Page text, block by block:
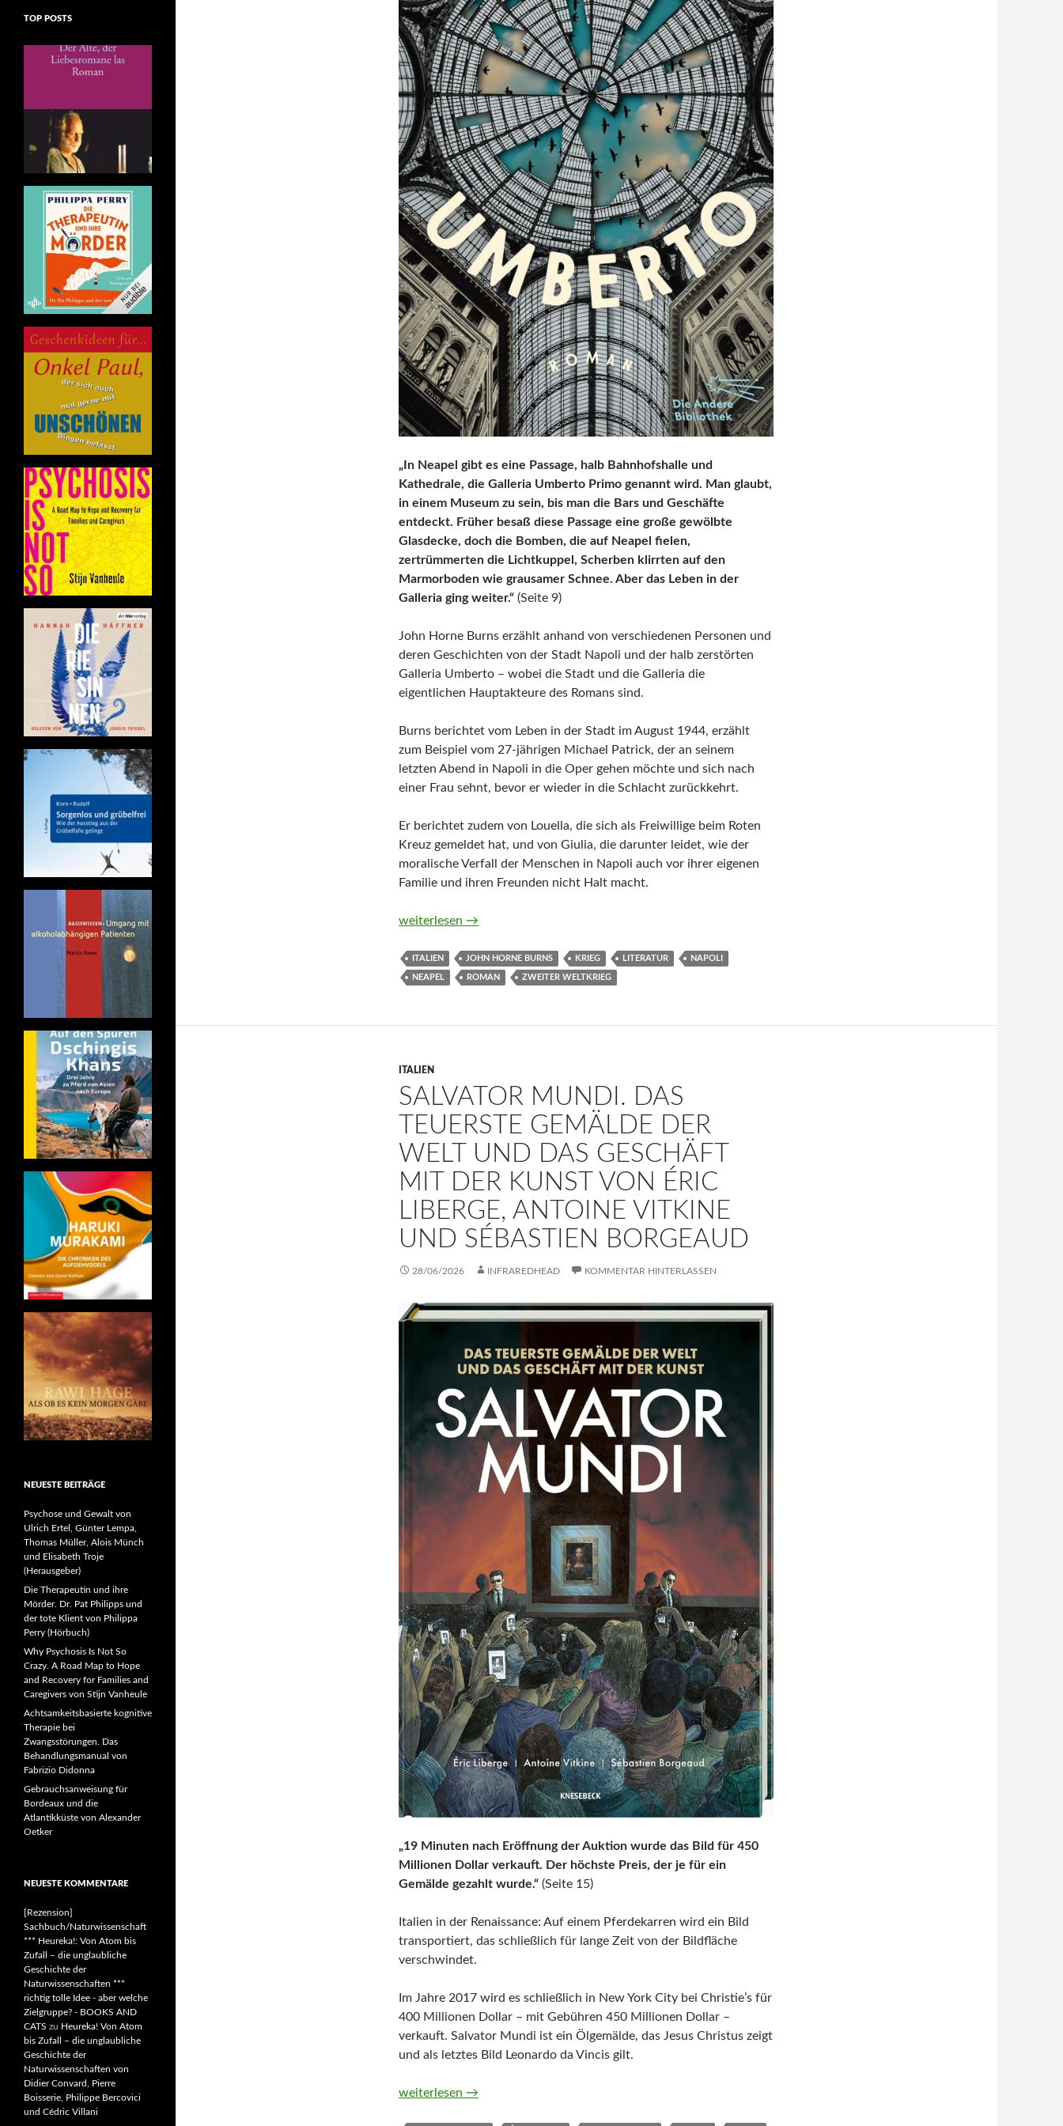
„In Neapel gibt es eine Passage, halb Bahnhofshalle und
Kathedrale, die Galleria Umberto Primo genannt wird. Man glaubt,
in einem Museum zu sein, bis man die Bars und Geschäfte
entdeckt. Früher besaß diese Passage eine große gewölbte
Glasdecke, doch die Bomben, die auf Neapel fielen,
zertrümmerten die Lichtkuppel, Scherben klirrten auf den
Marmorboden wie grausamer Schnee. Aber das Leben in der
Galleria ging weiter.“ (Seite 9)
John Horne Burns erzählt anhand von verschiedenen Personen und
deren Geschichten von der Stadt Napoli und der halb zerstörten
Galleria Umberto – wobei die Stadt und die Galleria die
eigentlichen Hauptakteure des Romans sind.
Burns berichtet vom Leben in der Stadt im August 1944, erzählt
zum Beispiel vom 27-jährigen Michael Patrick, der an seinem
letzten Abend in Napoli in die Oper gehen möchte und sich nach
einer Frau sehnt, bevor er wieder in die Schlacht zurückkehrt.
Er berichtet zudem von Louella, die sich als Freiwillige beim Roten
Kreuz gemeldet hat, und von Giulia, die darunter leidet, wie der
moralische Verfall der Menschen in Napoli auch vor ihrer eigenen
Familie und ihren Freunden nicht Halt macht.
Galleria Umberto von John Horne Burns
weiterlesen →
ITALIEN JOHN HORNE BURNS KRIEG LITERATUR NAPOLI
NEAPEL ROMAN ZWEITER WELTKRIEG
ITALIEN
SALVATOR MUNDI. DAS
TEUERSTE GEMÄLDE DER
WELT UND DAS GESCHÄFT
MIT DER KUNST VON ÉRIC
LIBERGE, ANTOINE VITKINE
UND SÉBASTIEN BORGEAUD
28/06/2026 INFRAREDHEAD KOMMENTAR HINTERLASSEN
„19 Minuten nach Eröffnung der Auktion wurde das Bild für 450
Millionen Dollar verkauft. Der höchste Preis, der je für ein
Gemälde gezahlt wurde.“ (Seite 15)
Italien in der Renaissance: Auf einem Pferdekarren wird ein Bild
transportiert, das schließlich für lange Zeit von der Bildfläche
verschwindet.
Im Jahre 2017 wird es schließlich in New York City bei Christie’s für
400 Millionen Dollar – mit Gebühren 450 Millionen Dollar –
verkauft. Salvator Mundi ist ein Ölgemälde, das Jesus Christus zeigt
und als letztes Bild Leonardo da Vincis gilt.
Salvator Mundi. Das teuerste Gemälde der Welt und das Geschäft mit der Kunst von Éric Liberge, Antoine Vitkine und
weiterlesen →
TOP POSTS
NEUESTE BEITRÄGE
Psychose und Gewalt von
Ulrich Ertel, Günter Lempa,
Thomas Müller, Alois Münch
und Elisabeth Troje
(Herausgeber)
Die Therapeutin und ihre
Mörder. Dr. Pat Philipps und
der tote Klient von Philippa
Perry (Hörbuch)
Why Psychosis Is Not So
Crazy. A Road Map to Hope
and Recovery for Families and
Caregivers von Stijn Vanheule
Achtsamkeitsbasierte kognitive
Therapie bei
Zwangsstörungen. Das
Behandlungsmanual von
Fabrizio Didonna
Gebrauchsanweisung für
Bordeaux und die
Atlantikküste von Alexander
Oetker
NEUESTE KOMMENTARE
[Rezension]
Sachbuch/Naturwissenschaft
*** Heureka!: Von Atom bis
Zufall – die unglaubliche
Geschichte der
Naturwissenschaften ***
richtig tolle Idee - aber welche
Zielgruppe? - BOOKS AND
CATS zu Heureka! Von Atom
bis Zufall – die unglaubliche
Geschichte der
Naturwissenschaften von
Didier Convard, Pierre
Boisserie, Philippe Bercovici
und Cédric Villani